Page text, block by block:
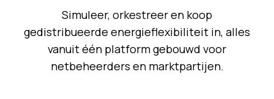
Simuleer, orkestreer en koop
gedistribueerde energieflexibiliteit in, alles
vanuit één platform gebouwd voor
netbeheerders en marktpartijen.